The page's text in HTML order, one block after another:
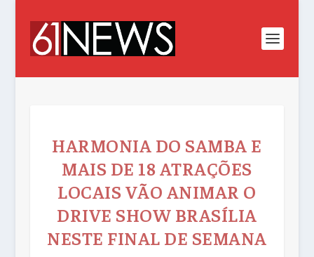
HARMONIA DO SAMBA E
MAIS DE 18 ATRAÇÕES
LOCAIS VÃO ANIMAR O
DRIVE SHOW BRASÍLIA
NESTE FINAL DE SEMANA